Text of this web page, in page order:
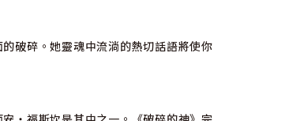
破碎。她靈魂中流淌的熱切話語將使你